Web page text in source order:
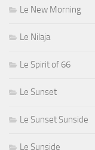
Le New Morning
Le Nilaja
Le Spirit of 66
Le Sunset
Le Sunset Sunside
Le Sunside